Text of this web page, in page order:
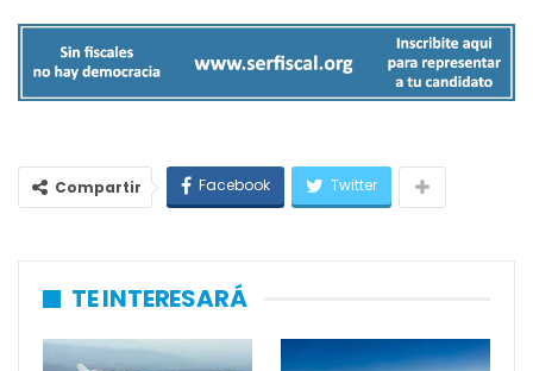
Compartir Facebook Twitter
TE INTERESARÁ